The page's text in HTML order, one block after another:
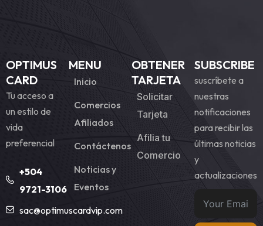
OPTIMUS
CARD
Tu acceso a
un estilo de
vida
preferencial
+504
9721-3106
sac@optimuscardvip.com
MENU
Inicio
Comercios
Afiliados
Contáctenos
Noticias y
Eventos
OBTENER
TARJETA
Solicitar
Tarjeta
Afilia tu
Comercio
SUBSCRIBE
suscríbete a
nuestras
notificaciones
para recibir las
últimas noticias
y
actualizaciones